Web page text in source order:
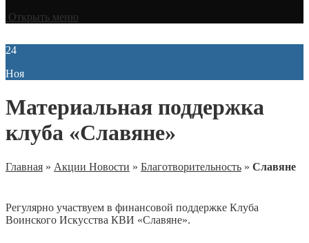
Открыть меню
24
Ноя
Материальная поддержка
клуба «Славяне»
Главная » Акции Новости » Благотворительность » Славяне
Регулярно участвуем в финансовой поддержке Клуба
Воинского Искусства КВИ «Славяне».